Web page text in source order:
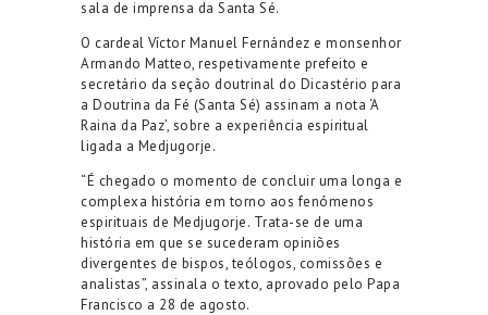
sala de imprensa da Santa Sé.
O cardeal Víctor Manuel Fernández e monsenhor
Armando Matteo, respetivamente prefeito e
secretário da seção doutrinal do Dicastério para
a Doutrina da Fé (Santa Sé) assinam a nota ‘A
Raina da Paz’, sobre a experiência espiritual
ligada a Medjugorje.
“É chegado o momento de concluir uma longa e
complexa história em torno aos fenómenos
espirituais de Medjugorje. Trata-se de uma
história em que se sucederam opiniões
divergentes de bispos, teólogos, comissões e
analistas”, assinala o texto, aprovado pelo Papa
Francisco a 28 de agosto.